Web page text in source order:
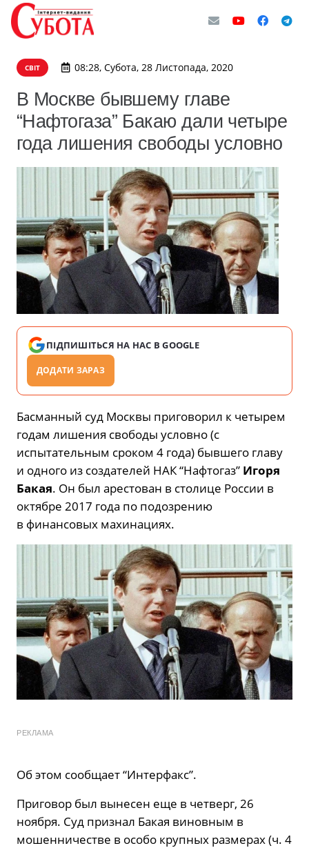
СВІТ 08:28, Субота, 28 Листопада, 2020
В Москве бывшему главе
“Нафтогаза” Бакаю дали четыре
года лишения свободы условно
ПІДПИШІТЬСЯ НА НАС В GOOGLE
ДОДАТИ ЗАРАЗ
Басманный суд Москвы приговорил к четырем
годам лишения свободы условно (с
испытательным сроком 4 года) бывшего главу
и одного из создателей НАК “Нафтогаз” Игоря
Бакая. Он был арестован в столице России в
октябре 2017 года по подозрению
в финансовых махинациях.
РЕКЛАМА
Об этом сообщает “Интерфакс”.
Приговор был вынесен еще в четверг, 26
ноября. Суд признал Бакая виновным в
мошенничестве в особо крупных размерах (ч. 4